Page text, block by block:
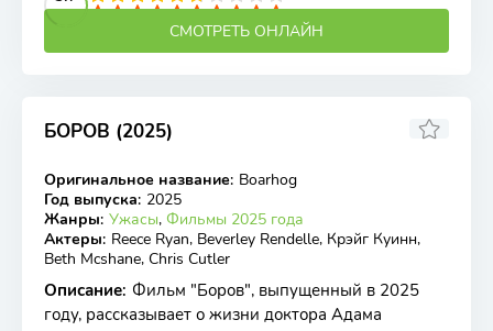
СМОТРЕТЬ ОНЛАЙН
БОРОВ (2025)
WEB-DL
Оригинальное название: Boarhog
Год выпуска: 2025
Жанры: Ужасы, Фильмы 2025 года
Актеры: Reece Ryan, Beverley Rendelle, Крэйг Куинн,
Beth Mcshane, Chris Cutler
Описание: Фильм "Боров", выпущенный в 2025
году, рассказывает о жизни доктора Адама